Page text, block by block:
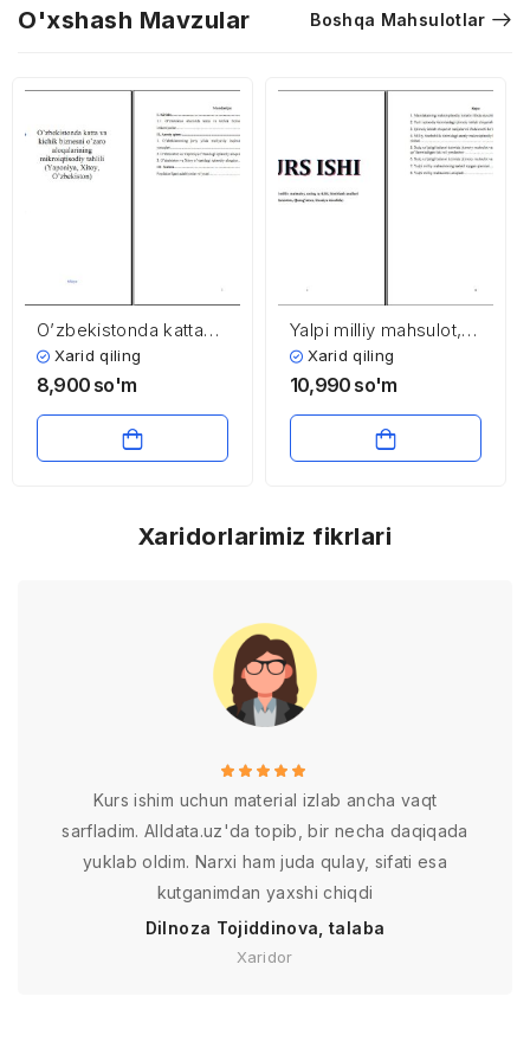
O'xshash Mavzular Boshqa Mahsulotlar
O’zbekistonda katta
va kichik biznesni
o’zaro aloqalarining
(Yaponiya, Xitoy,
O’zbekiston)
Xarid qiling
8,900 so'm
Yalpi milliy mahsulot,
uning tarkibi, hisoblash
usullari (O’zbekiston,
Xarid qiling
10,990 so'm
Xaridorlarimiz fikrlari
Kurs ishim uchun material izlab ancha vaqt
sarfladim. Alldata.uz'da topib, bir necha daqiqada
yuklab oldim. Narxi ham juda qulay, sifati esa
kutganimdan yaxshi chiqdi
Dilnoza Tojiddinova, talaba
Xaridor